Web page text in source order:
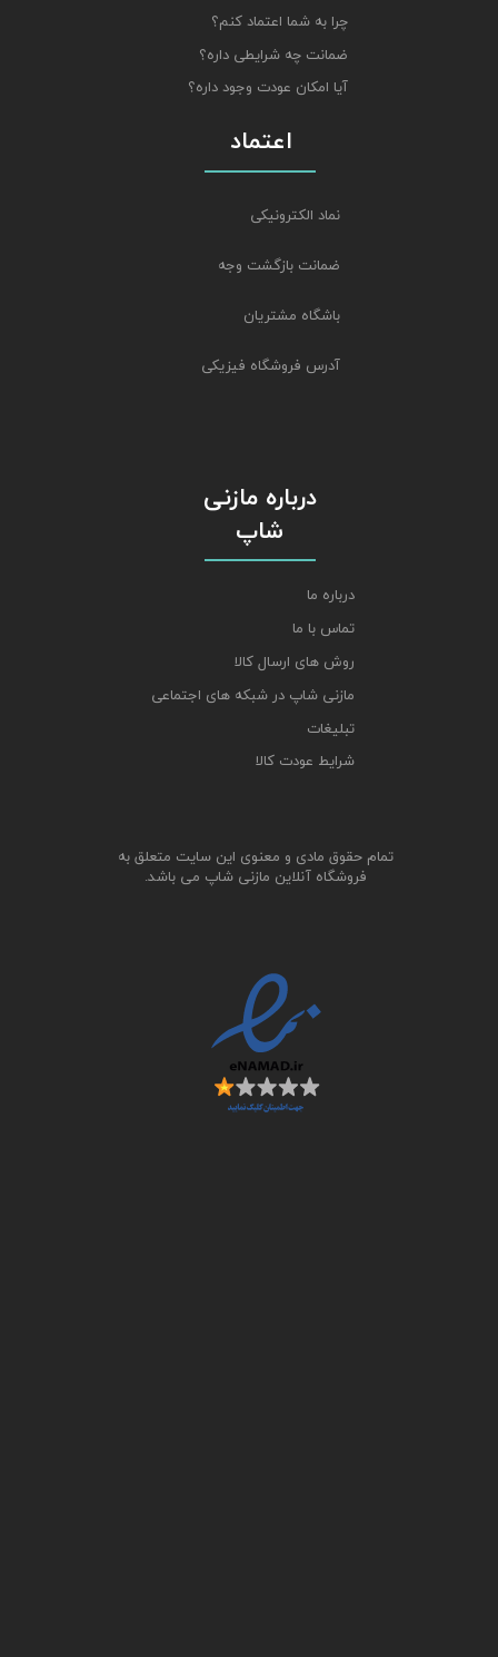
چرا به شما اعتماد کنم؟
ضمانت چه شرایطی داره؟
آیا امکان عودت وجود داره؟
تمام حقوق مادی و معنوی این سایت متعلق به
فروشگاه آنلاین مازنی شاپ می باشد.
اعتماد
نماد الکترونیکی
ضمانت بازگشت وجه
باشگاه مشتریان
آدرس فروشگاه فیزیکی
درباره مازنی
شاپ
درباره ما
تماس با ما
روش های ارسال کالا
مازنی شاپ در شبکه های اجتماعی
تبلیغات
شرایط عودت کالا